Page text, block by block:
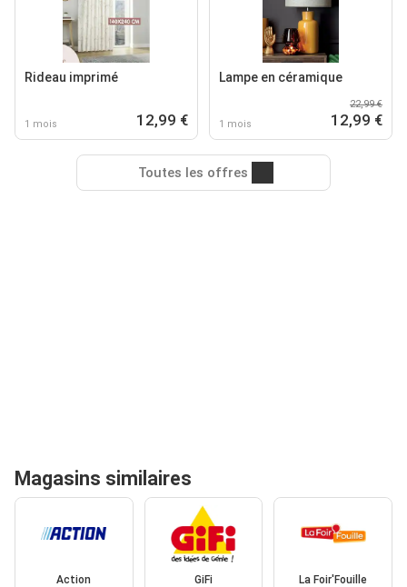
Rideau imprimé
1 mois 12,99 €
Lampe en céramique
1 mois
22,99 €
12,99 €
Toutes les offres
Magasins similaires
Action GiFi La Foir'Fouille